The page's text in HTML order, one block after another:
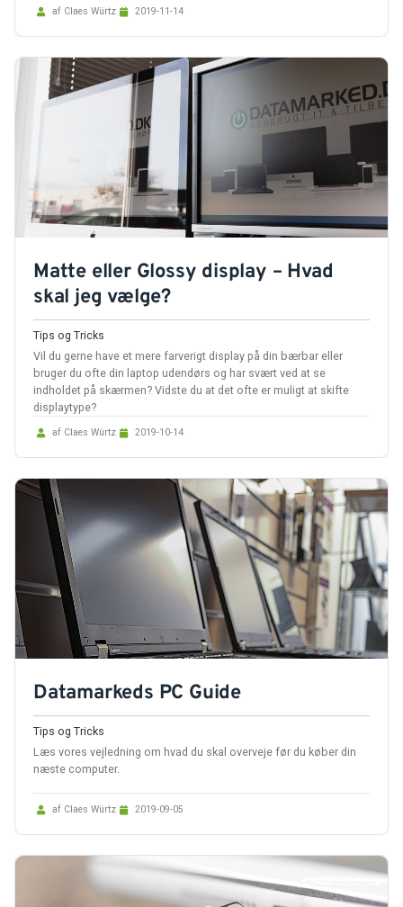
af Claes Würtz 2019-11-14
Matte eller Glossy display – Hvad
skal jeg vælge?
Tips og Tricks
Vil du gerne have et mere farverigt display på din bærbar eller
bruger du ofte din laptop udendørs og har svært ved at se
indholdet på skærmen? Vidste du at det ofte er muligt at skifte
displaytype?
af Claes Würtz 2019-10-14
Datamarkeds PC Guide
Tips og Tricks
Læs vores vejledning om hvad du skal overveje før du køber din
næste computer.
af Claes Würtz 2019-09-05